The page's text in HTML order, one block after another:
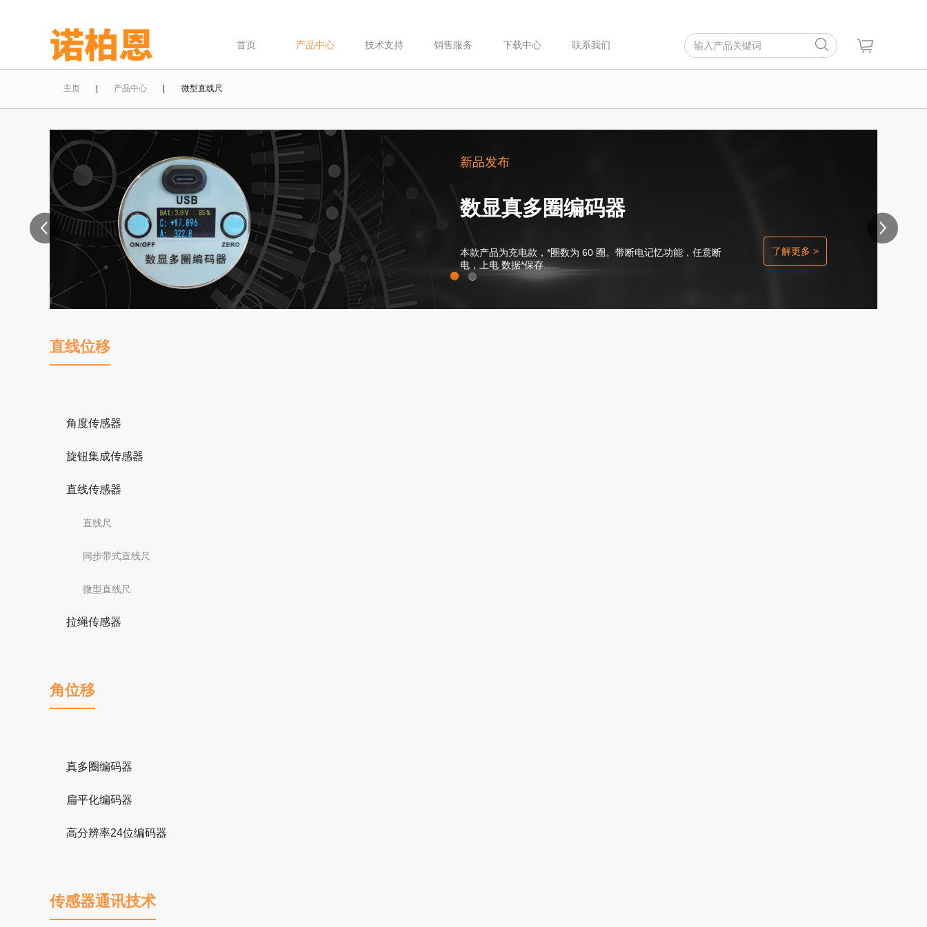
首页 产品中心 技术支持 销售服务 下载中心 联系我们
主页 产品中心 | 微型直线尺
新品发布
数显真多圈编码器
本款产品为充电款，*圈数为 60 圈。带断电记忆功能，任意断
电，上电 数据*保存......
了解更多 >
新品发布
齿轮绝 对值多圈角度传感器
了解更多 >
直线位移
角度传感器
旋钮集成传感器
直线传感器
直线尺
同步带式直线尺
微型直线尺
拉绳传感器
角位移
真多圈编码器
扁平化编码器
高分辨率24位编码器
传感器通讯技术